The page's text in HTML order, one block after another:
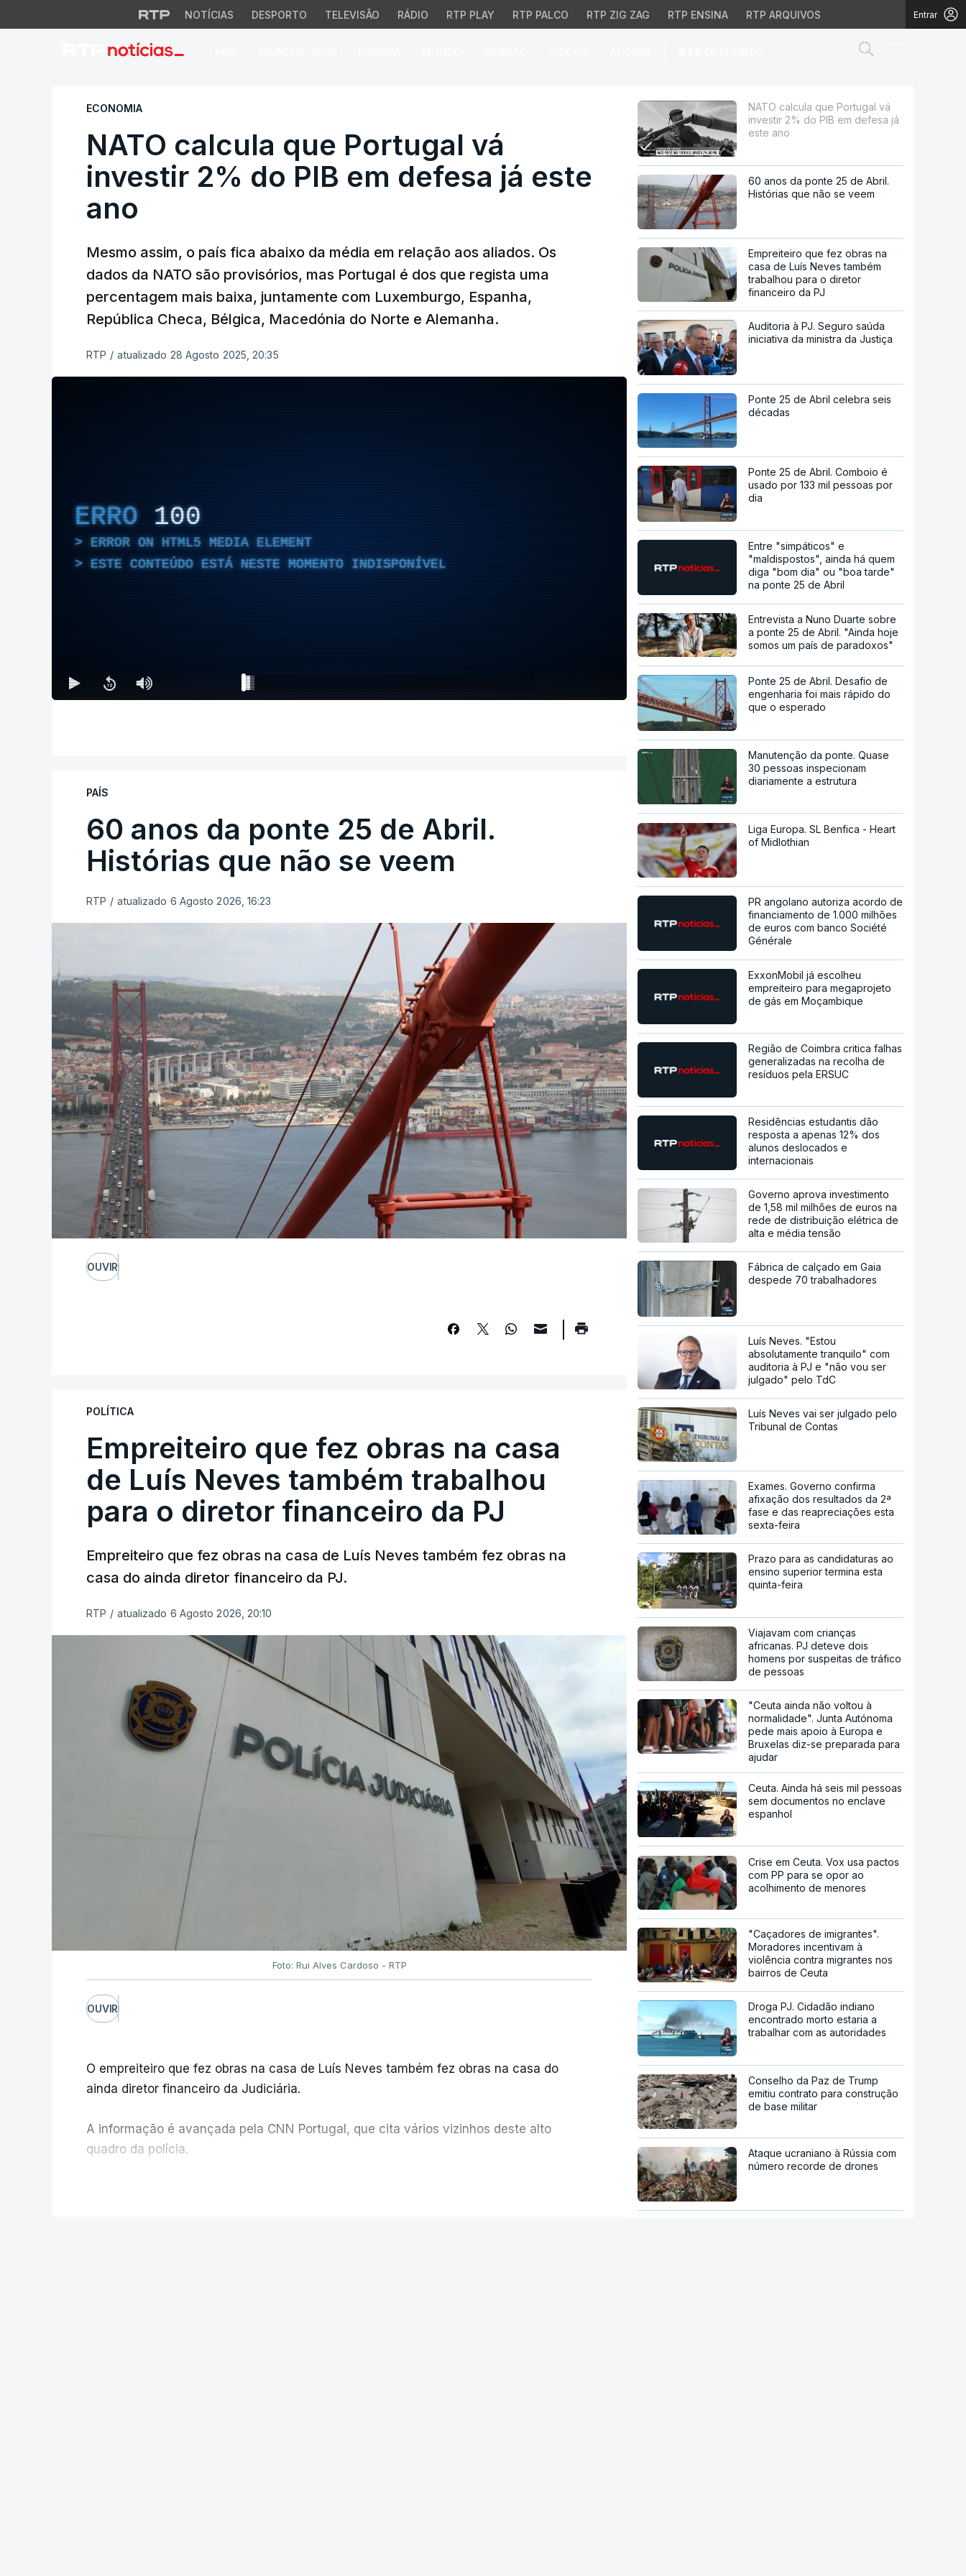
NOTÍCIAS DESPORTO TELEVISÃO RÁDIO RTP PLAY RTP PALCO RTP ZIG ZAG RTP ENSINA RTP ARQUIVOS Entrar
NATO calcula que Portugal vá investir 2% do PIB em defesa já
ECONOMIA
NATO calcula que Portugal vá
investir 2% do PIB em defesa já este
ano
Mesmo assim, o país fica abaixo da média em relação aos aliados. Os
dados da NATO são provisórios, mas Portugal é dos que regista uma
percentagem mais baixa, juntamente com Luxemburgo, Espanha,
República Checa, Bélgica, Macedónia do Norte e Alemanha.
RTP / atualizado 28 Agosto 2025, 20:35
ERRO 100
ERROR ON HTML5 MEDIA ELEMENT
ESTE CONTEÚDO ESTÁ NESTE MOMENTO INDISPONÍVEL
PAÍS
60 anos da ponte 25 de Abril.
Histórias que não se veem
RTP / atualizado 6 Agosto 2026, 16:23
OUVIR
POLÍTICA
Empreiteiro que fez obras na casa
de Luís Neves também trabalhou
para o diretor financeiro da PJ
Empreiteiro que fez obras na casa de Luís Neves também fez obras na
casa do ainda diretor financeiro da PJ.
RTP / atualizado 6 Agosto 2026, 20:10
Foto: Rui Alves Cardoso - RTP
OUVIR
O empreiteiro que fez obras na casa de Luís Neves também fez obras na casa do
ainda diretor financeiro da Judiciária.
A informação é avançada pela CNN Portugal, que cita vários vizinhos deste alto
quadro da polícia.
NATO calcula que Portugal vá
investir 2% do PIB em defesa já
este ano
60 anos da ponte 25 de Abril.
Histórias que não se veem
Empreiteiro que fez obras na
casa de Luís Neves também
trabalhou para o diretor
financeiro da PJ
Auditoria à PJ. Seguro saúda
iniciativa da ministra da Justiça
Ponte 25 de Abril celebra seis
décadas
Ponte 25 de Abril. Comboio é
usado por 133 mil pessoas por
dia
Entre "simpáticos" e
"maldispostos", ainda há quem
diga "bom dia" ou "boa tarde"
na ponte 25 de Abril
Entrevista a Nuno Duarte sobre
a ponte 25 de Abril. "Ainda hoje
somos um país de paradoxos"
Ponte 25 de Abril. Desafio de
engenharia foi mais rápido do
que o esperado
Manutenção da ponte. Quase
30 pessoas inspecionam
diariamente a estrutura
Liga Europa. SL Benfica - Heart
of Midlothian
PR angolano autoriza acordo de
financiamento de 1.000 milhões
de euros com banco Société
Générale
ExxonMobil já escolheu
empreiteiro para megaprojeto
de gás em Moçambique
Região de Coimbra critica falhas
generalizadas na recolha de
resíduos pela ERSUC
Residências estudantis dão
resposta a apenas 12% dos
alunos deslocados e
internacionais
Governo aprova investimento
de 1,58 mil milhões de euros na
rede de distribuição elétrica de
alta e média tensão
Fábrica de calçado em Gaia
despede 70 trabalhadores
Luís Neves. "Estou
absolutamente tranquilo" com
auditoria à PJ e "não vou ser
julgado" pelo TdC
Luís Neves vai ser julgado pelo
Tribunal de Contas
Exames. Governo confirma
afixação dos resultados da 2ª
fase e das reapreciações esta
sexta-feira
Prazo para as candidaturas ao
ensino superior termina esta
quinta-feira
Viajavam com crianças
africanas. PJ deteve dois
homens por suspeitas de tráfico
de pessoas
"Ceuta ainda não voltou à
normalidade". Junta Autónoma
pede mais apoio à Europa e
Bruxelas diz-se preparada para
ajudar
Ceuta. Ainda há seis mil pessoas
sem documentos no enclave
espanhol
Crise em Ceuta. Vox usa pactos
com PP para se opor ao
acolhimento de menores
"Caçadores de imigrantes".
Moradores incentivam à
violência contra migrantes nos
bairros de Ceuta
Droga PJ. Cidadão indiano
encontrado morto estaria a
trabalhar com as autoridades
Conselho da Paz de Trump
emitiu contrato para construção
de base militar
Ataque ucraniano à Rússia com
número recorde de drones